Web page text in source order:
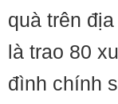
quà trên
là trao 80
đình chính